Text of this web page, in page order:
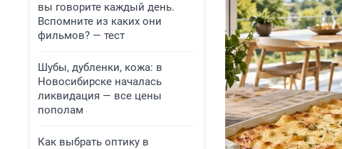
вы говорите каждый день.
Вспомните из каких они
фильмов? — тест
Шубы, дубленки, кожа: в
Новосибирске началась
ликвидация — все цены
пополам
Как выбрать оптику в